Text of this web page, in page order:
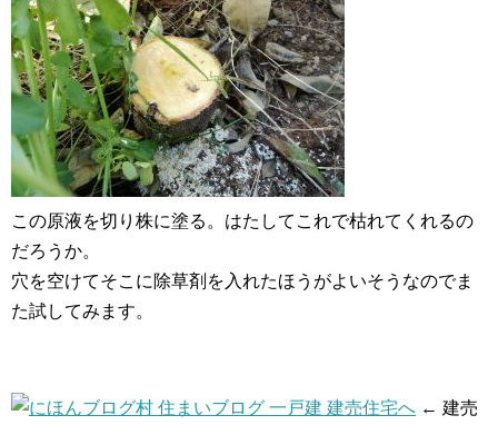
この原液を切り株に塗る。はたしてこれで枯れてくれるの
だろうか。
穴を空けてそこに除草剤を入れたほうがよいそうなのでま
た試してみます。
← 建売